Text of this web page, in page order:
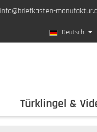
info@briefkasten-
Deutsch
Türklingel &